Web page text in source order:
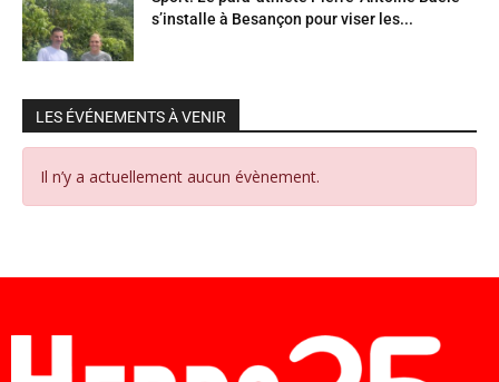
s’installe à Besançon pour viser les...
LES ÉVÉNEMENTS À VENIR
Il n’y a actuellement aucun évènement.